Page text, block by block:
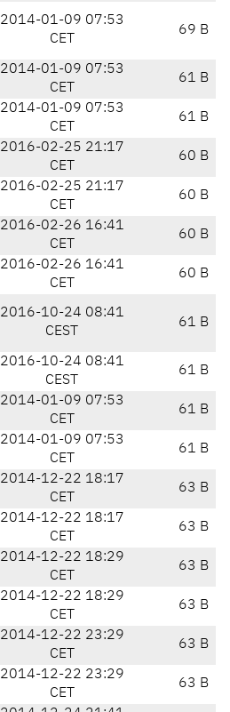
2014-01-09 07:53
CET
69 B
2014-01-09 07:53
CET
61 B
2014-01-09 07:53
CET
61 B
2016-02-25 21:17
CET
60 B
2016-02-25 21:17
CET
60 B
2016-02-26 16:41
CET
60 B
2016-02-26 16:41
CET
60 B
2016-10-24 08:41
CEST
61 B
2016-10-24 08:41
CEST
61 B
2014-01-09 07:53
CET
61 B
2014-01-09 07:53
CET
61 B
2014-12-22 18:17
CET
63 B
2014-12-22 18:17
CET
63 B
2014-12-22 18:29
CET
63 B
2014-12-22 18:29
CET
63 B
2014-12-22 23:29
CET
63 B
2014-12-22 23:29
CET
63 B